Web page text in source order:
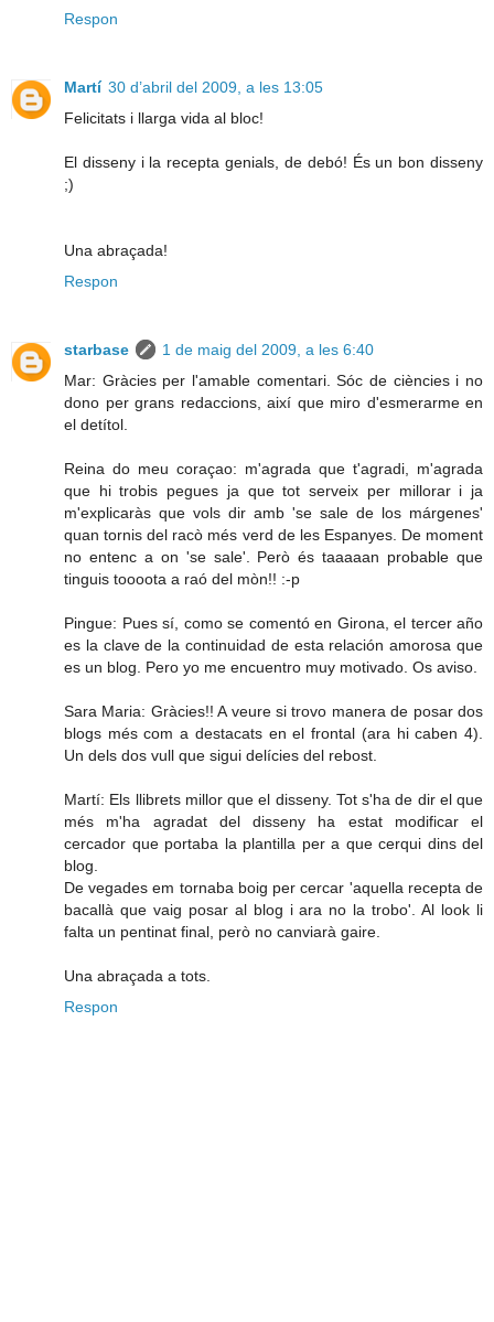
Respon
Martí 30 d’abril del 2009, a les 13:05
Felicitats i llarga vida al bloc!
El disseny i la recepta genials, de debó! És un bon disseny
;)
Una abraçada!
Respon
starbase
1 de maig del 2009, a les 6:40
Mar: Gràcies per l'amable comentari. Sóc de ciències i no
dono per grans redaccions, així que miro d'esmerarme en
el detítol.
Reina do meu coraçao: m'agrada que t'agradi, m'agrada
que hi trobis pegues ja que tot serveix per millorar i ja
m'explicaràs que vols dir amb 'se sale de los márgenes'
quan tornis del racò més verd de les Espanyes. De moment
no entenc a on 'se sale'. Però és taaaaan probable que
tinguis toooota a raó del mòn!! :-p
Pingue: Pues sí, como se comentó en Girona, el tercer año
es la clave de la continuidad de esta relación amorosa que
es un blog. Pero yo me encuentro muy motivado. Os aviso.
Sara Maria: Gràcies!! A veure si trovo manera de posar dos
blogs més com a destacats en el frontal (ara hi caben 4).
Un dels dos vull que sigui delícies del rebost.
Martí: Els llibrets millor que el disseny. Tot s'ha de dir el que
més m'ha agradat del disseny ha estat modificar el
cercador que portaba la plantilla per a que cerqui dins del
blog.
De vegades em tornaba boig per cercar 'aquella recepta de
bacallà que vaig posar al blog i ara no la trobo'. Al look li
falta un pentinat final, però no canviarà gaire.
Una abraçada a tots.
Respon